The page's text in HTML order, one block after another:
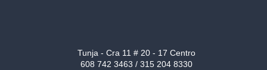
Tunja - Cra 11 # 20 - 17 Centro
608 742 3463 / 315 204 8330